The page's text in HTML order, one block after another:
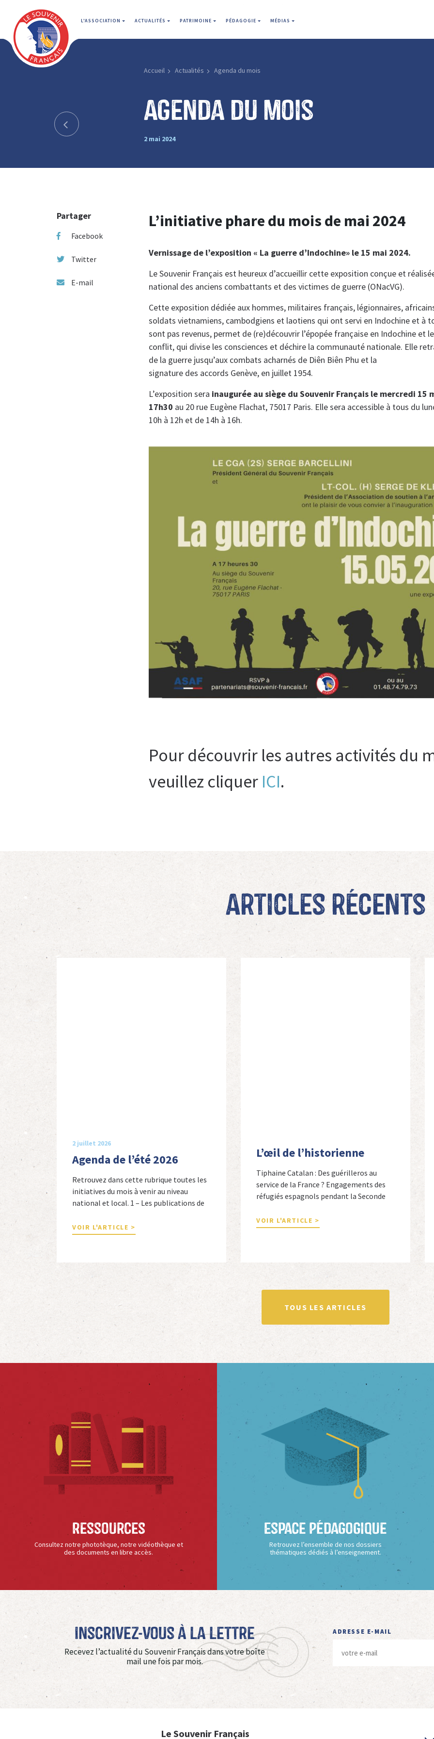
L'ASSOCIATION ACTUALITÉS PATRIMOINE PÉDAGOGIE MÉDIAS
Accueil Actualités Agenda du mois
Agenda du mois
2 mai 2024
Partager
Facebook
Twitter
E-mail
L’initiative phare du mois de mai 2024
Vernissage de l’exposition « La guerre d’Indochine» le 15 mai 2024.
Le Souvenir Français est heureux d’accueillir cette exposition conçue et
national des anciens combattants et des victimes de guerre (ONacVG).
Cette exposition dédiée aux hommes, militaires français, légionnaires,
soldats vietnamiens, cambodgiens et laotiens qui ont servi en Indochine et à
sont pas revenus, permet de (re)découvrir l’épopée française en Indochine et
conflit, qui divise les consciences et déchire la communauté nationale. Elle
de la guerre jusqu’aux combats acharnés de Diên Biên Phu et la
signature des accords Genève, en juillet 1954.
L’exposition sera inaugurée au siège du Souvenir Français le mercredi 15
17h30 au 20 rue Eugène Flachat, 75017 Paris. Elle sera accessible à tous du
10h à 12h et de 14h à 16h.
Pour découvrir les autres activités du
veuillez cliquer ICI.
Articles récents
2 juillet 2026
Agenda de l’été 2026
Retrouvez dans cette rubrique toutes les
initiatives du mois à venir au niveau
national et local. 1 – Les publications de
Combattants de l’Empire : 1939-1945,
Michel Cordeboeuf, Christophe Touron et
2026. Ils venaient d’Afrique du Nord,
d’Afrique subsaharienne et des autres […]
VOIR L'ARTICLE >
L’œil de l’historienne
Tiphaine Catalan : Des guérilleros au
service de la France ? Engagements des
réfugiés espagnols pendant la Seconde
professeure agrégée d’espagnol dans le
secondaire et docteure en études
en Limousin et a particulièrement étudié
leur accueil après la guerre d’Espagne et
leur […]
VOIR L'ARTICLE >
TOUS LES ARTICLES
Ressources
Consultez notre phototèque, notre vidéothèque et
des documents en libre accès.
Espace Pédagogique
Retrouvez l’ensemble de nos dossiers
thématiques dédiés à l’enseignement.
Inscrivez-vous à La Lettre
Recevez l’actualité du Souvenir Français dans votre boîte
mail une fois par mois.
ADRESSE E-MAIL
Le Souvenir Français